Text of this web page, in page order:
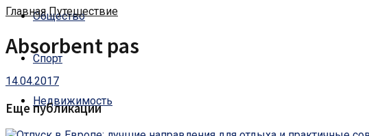
Общество
Спорт
Недвижимость
Главная Путешествие
Absorbent pas
14.04.2017
Еще публикации